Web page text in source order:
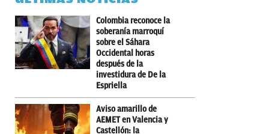
Colombia reconoce la
soberanía marroquí
sobre el Sáhara
Occidental horas
después de la
investidura de De la
Espriella
Aviso amarillo de
AEMET en Valencia y
Castellón: la